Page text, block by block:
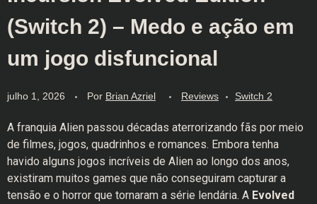
(Switch 2) – Medo e ação em
um jogo disfuncional
julho 1, 2026 Por Brian Azriel Reviews Switch 2
A franquia Alien passou décadas aterrorizando fãs por meio
de filmes, jogos, quadrinhos e romances. Embora tenha
havido alguns jogos incríveis de Alien ao longo dos anos,
existiram muitos games que não conseguiram capturar a
tensão e o horror que tornaram a série lendária. A Evolved